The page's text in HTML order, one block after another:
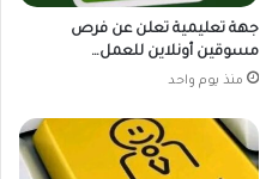
جهة تعليمية تعلن عن فرص
مسوقين أونلاين للعمل…
منذ يوم واحد